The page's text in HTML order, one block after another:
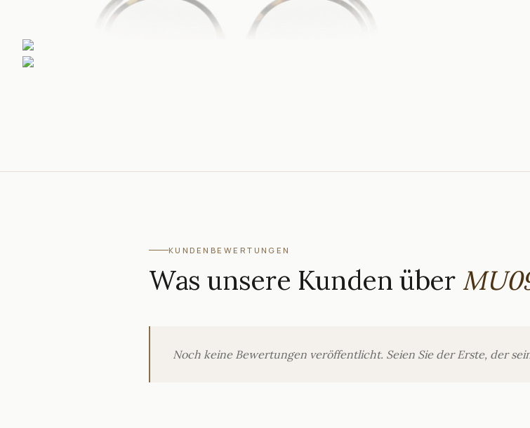
KUNDENBEWERTUNGEN
Was unsere Kunden über
Noch keine Bewertungen veröffentlicht. Seien Sie der Erste, der